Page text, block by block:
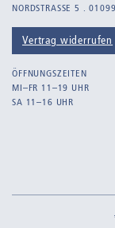
Bartnig, Horst
Bartzsch, Paul Kurt
Becker, F.
Beckmann, Max
NORDSTRASSE 5 . 01099
Vertrag widerrufen
ÖFFNUNGSZEITEN
MI–FR 11–19 UHR
SA 11–16 UHR